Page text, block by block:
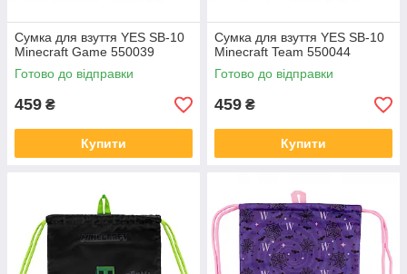
Сумка для взуття YES SB-10
Minecraft Game 550039
Готово до відправки
459 ₴
Купити
Сумка для взуття YES SB-10
Minecraft Team 550044
Готово до відправки
459 ₴
Купити